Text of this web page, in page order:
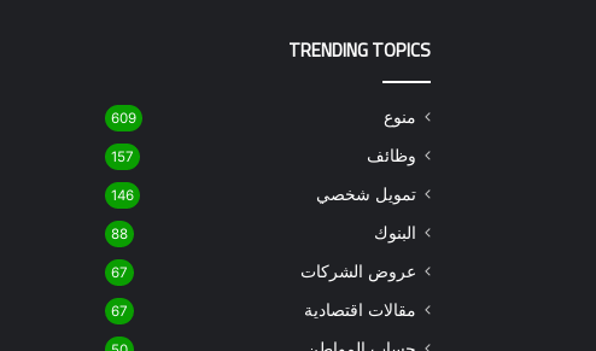
TRENDING TOPICS
منوع 609
وظائف 157
تمويل شخصي 146
البنوك 88
عروض الشركات 67
مقالات اقتصادية 67